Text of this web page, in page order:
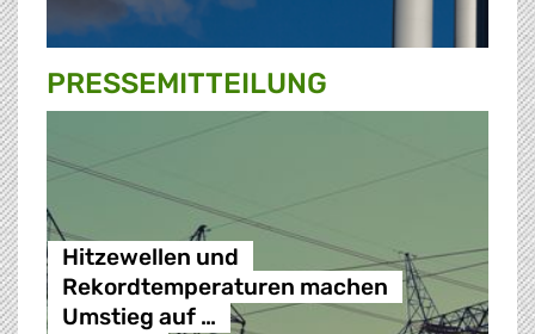
PRESSE­MITTEILUNG
Hitzewellen und
Rekordtemperaturen machen
Umstieg auf …